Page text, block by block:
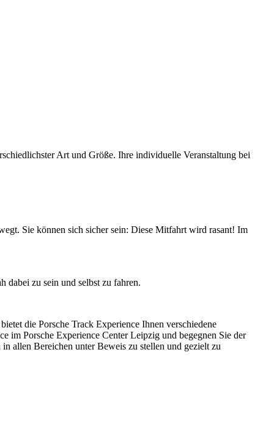
Art und Größe. Ihre individuelle Veranstaltung bei
Sie können sich sicher sein: Diese Mitfahrt wird rasant! Im
dabei zu sein und selbst zu fahren.
die Porsche Track Experience Ihnen verschiedene
im Porsche Experience Center Leipzig und begegnen Sie der
allen Bereichen unter Beweis zu stellen und gezielt zu